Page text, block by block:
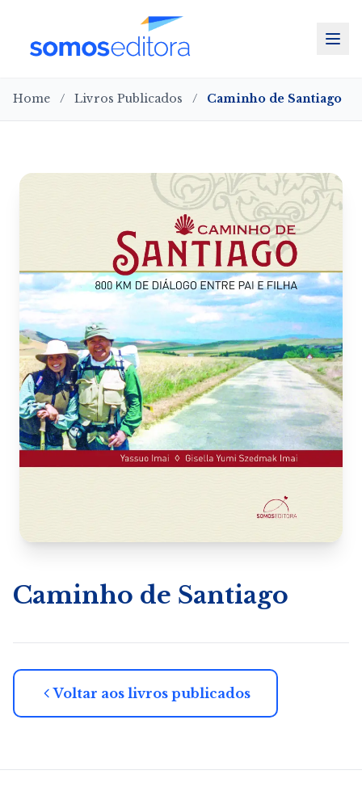
Home / Livros Publicados / Caminho de Santiago
Caminho de Santiago
Voltar aos livros publicados